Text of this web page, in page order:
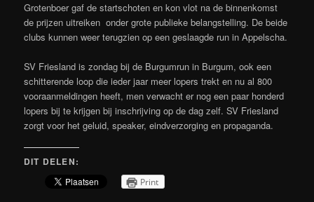
Grotenboer gaf de startschoten en kon vlot na de binnenkomst
de prijzen uitreiken onder grote publieke belangstelling. De beide
clubs kunnen weer terugzien op een geslaagde run in Appelscha.
SV Friesland is zondag bij de Burgumrun in Burgum, ook een
schitterende loop die ieder jaar meer lopers trekt en nu al 800
vooraanmeldingen heeft, men verwacht er nog een paar honderd
lopers bij te krijgen bij inschrijving op de dag zelf. SV Friesland
zorgt voor het geluid, speaker, eindverzorging en propaganda.
DIT DELEN:
Print